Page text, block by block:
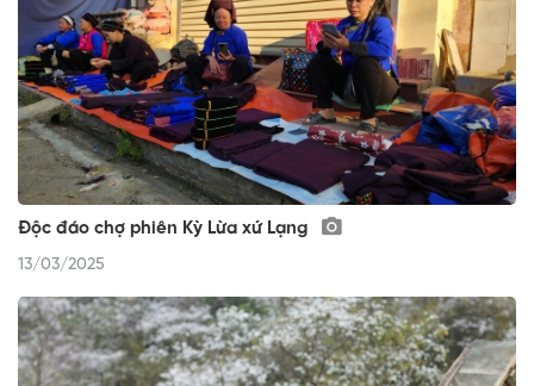
Độc đáo chợ phiên Kỳ Lừa xứ Lạng
13/03/2025